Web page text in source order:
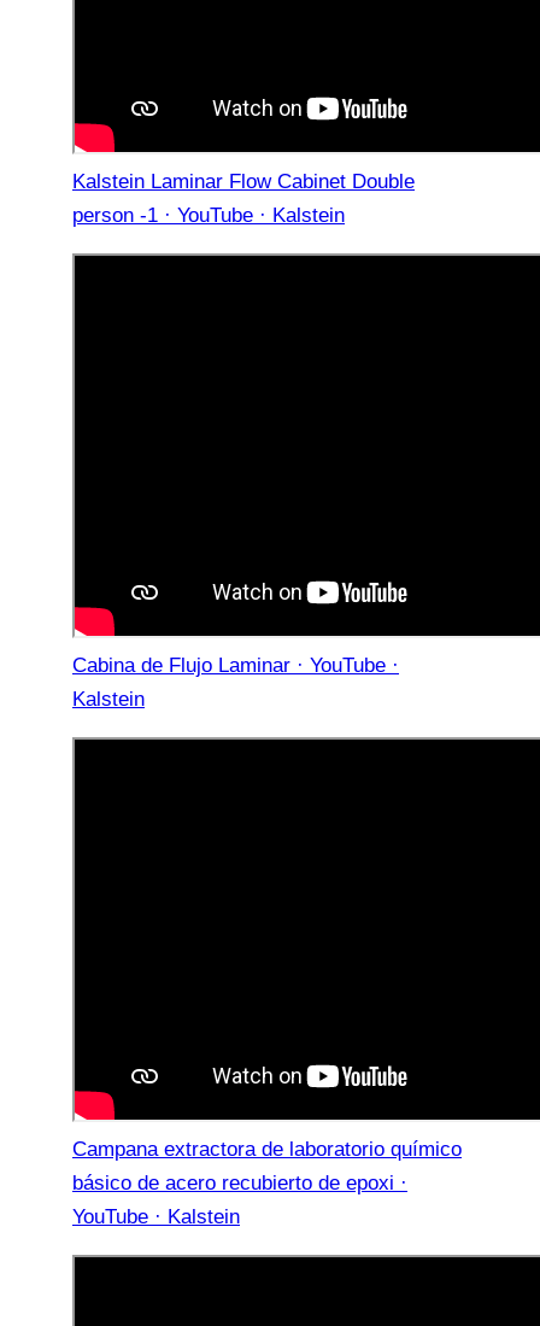
Kalstein Laminar Flow Cabinet Double
person -1 · YouTube · Kalstein
Cabina de Flujo Laminar · YouTube ·
Kalstein
Campana extractora de laboratorio químico
básico de acero recubierto de epoxi ·
YouTube · Kalstein